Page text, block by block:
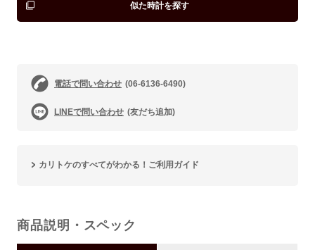
似た時計を探す
電話で問い合わせ (06-6136-6490)
LINEで問い合わせ (友だち追加)
カリトケのすべてがわかる！ご利用ガイド
商品説明・スペック